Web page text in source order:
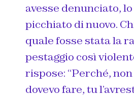
avesse denunciato,
picchiato di nuovo.
quale fosse stata la
pestaggio così
rispose: “Perché,
dovevo fare, tu